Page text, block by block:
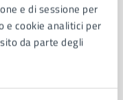
e di sessione per
e cookie analitici per
da parte degli